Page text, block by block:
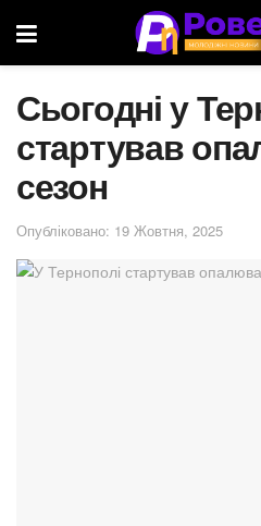
Сьогодні у
стартував
сезон
Опубліковано: 19 Жовтня, 2025